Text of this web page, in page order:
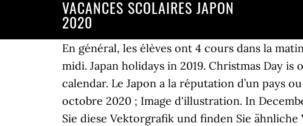
VACANCES SCOLAIRES JAPON
2020
En général, les élèves ont 4 cours dans la matinée, puis une pause déjeuner de 30 à 45 minutes, puis de nouveau 2 ou 3 cours l’après midi. Japan holidays in 2019. Christmas Day is one of the biggest Christian celebrations and falls on December 25 in the Gregorian calendar. Le Japon a la réputation d’un pays ou ses habitants travaillent énormément mais qu’en est il pour ses écoliers ? Créé le 25 octobre 2020 ; Image d'illustration. In December 2020, Jupiter and Saturn will meet in the sky in a rare Great Conjunction. – kaufen Sie diese Vektorgrafik und finden Sie ähnliche Vektorgrafiken auf Adobe Stock Yule December 21, 2020. ‎Read reviews, compare customer ratings, see screenshots, and learn more about Jours fériés, fêtes, vacances. On August 28, the Government of Japan announced policies that will permit U.S. citizens with resident or student status in Japan to enter/re-enter the country. Schulferien 2020 / Vacances scolaires 2020 LU Alle Schulen Variiert je nach Gemeinde, Angabe für Stadt und Agglomeration 15.02.2020-01.03.2020 10.04.2020-26.04.2020 04.07.2020-16.08.2020 26.09.2020-11.10.2020 19.12.2020-03.01.2021 Le calendrier des dates officielles des vacances scolaires 2021 - Calendrier officiel 2020-2021 en France des zones A, B, C, de la Corse et des départements d'outre-mer Quand bien même les écoles internationales au Japon suivent de différents programmes d'études que les écoles japonaises, la plupart font vraiment un effort pour fournir à leurs étudiants des cours de langue et culture japonaise. Schuljahr 2020/2021. New Year’s Day is the first day of the year, or January 1, in the Gregorian calendar. Retrouvez la date des jours fériés au japon pour 2020, 2021 et 2022. (calculé sur 19 références) Book all-inclusive resorts Find flight & hotel packages Travel to the Caribbean, Europe, Canada, the United States & more! A certaines écoles, certains cours non-scolaires (tels que l'éducation physique ou l'art) peuvent même être enseignés en Japonais. On sait qu'au Japon la rentrée des classes se fait en Avril, du coup ma question est: quelles sont les dates des vacances scolaires au Japon??. 2 mars 2020 2 mars 2020 par redacteur-soleil-levant-75, publié dans ACTUALITES, JAPON D'AUJOURD'HUI, Non classé, TRADITIONS L’année scolaire au Japon commence au mois d’avril. Please check at least one of the boxes. Vacances scolaires 2020-2021. Fêtes et Vacances Scolaires . We diligently research and continuously update our holiday dates and information. ‎Insert the French holidays and school holidays into your iPhone calendar with one tap. Recevez toutes les dates des vacances scolaires en avance, abonnez vous à notre newsletter : En naviguant sur ce site vous acceptez que nous utilisions des cookies pour mesurer notre audience, vous proposer des fonctionnalités sociales, des contenus et publicités éventuellement personnalisés. Programme année. Politique Éducation 10.09.2020 ... un lycéen de troisième année lance une pétition en ligne pour demander le report du début de l’année scolaire au Japon d’avril à septembre. Vacances scolaires japon 2020 2020. Retrouvez les dates de vacances scolaires pour le Japon pour les périodes suivantes : 1. Alle Ferientermine für Deutschland 2020 sorgfältig recherchiert und tabellarisch dargestellt. Accueil / Article Année scolaire 2020-2021: Découvrez le calendrier complet des semestres et des vacances Vacances, jours fériés, jours non